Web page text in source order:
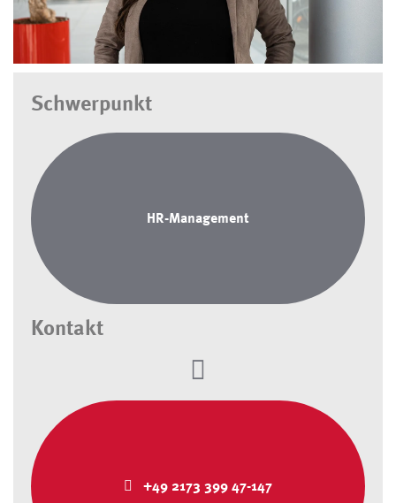
Schwerpunkt
HR-Management
Kontakt
+49 2173 399 47-147